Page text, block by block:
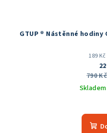
GTUP ® Nástěnné hodiny
189
790 Kč
Skladem